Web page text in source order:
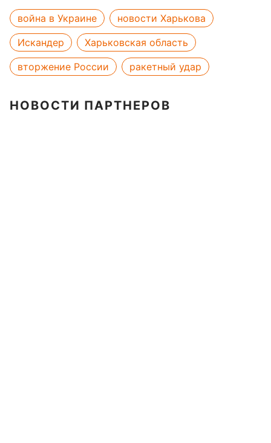
война в Украине
новости Харькова
Искандер
Харьковская область
вторжение России
ракетный удар
НОВОСТИ ПАРТНЕРОВ